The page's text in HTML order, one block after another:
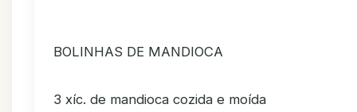
BOLINHAS DE MANDIOCA
3 xíc. de mandioca cozida e moída